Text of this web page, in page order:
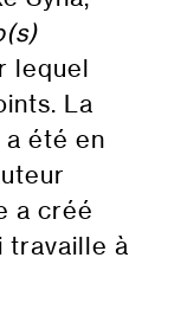
lequel
La
été en
a créé
travaille à